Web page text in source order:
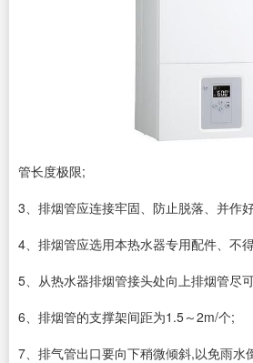
管长度极限;
3、排烟管应连接牢固、防止脱落、并作
4、排烟管应选用本热水器专用配件、不
5、从热水器排烟管接头处向上排烟管尽
6、排烟管的支撑架间距为1.5～2m/个;
7、排气管出口要向下稍微倾斜,以免雨水